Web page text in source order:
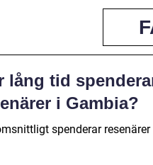
lång tid
i Gambia?
spenderar